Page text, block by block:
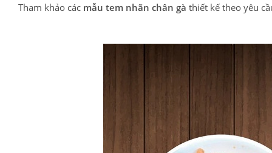
Tham khảo các mẫu tem nhãn chân gà thiết kế theo yêu